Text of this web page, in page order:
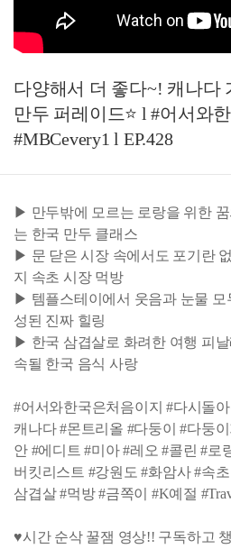
다양해서 더 좋다~! 캐나다
만두 퍼레이드⭐ l #어서와
#MBCevery1 l EP.428
▶ 만두밖에 모르는 로랑을 위한
는 한국 만두 클래스
▶ 문 닫은 시장 속에서도 포기란
지 속초 시장 먹방
▶ 템플스테이에서 웃음과 눈물 모
성된 진짜 힐링
▶ 한국 삼겹살로 화려한 여행 피
속될 한국 음식 사랑
#어서와한국은처음이지 #다시돌
캐나다 #몬트리올 #다둥이 #다둥
안 #에디트 #미아 #레오 #콜린 #로
버킷리스트 #강원도 #화암사 #속
삼겹살 #먹방 #금쪽이 #K예절
♥시간 순삭 꿀잼 영상!! 구독하고